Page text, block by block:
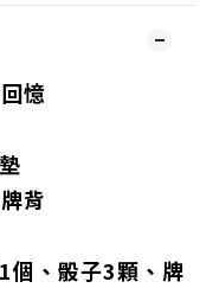
憶
背
、骰子3顆、牌